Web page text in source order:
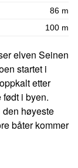
86 m
100 m
elven Seinen
startet i
etter
i byen.
den høyeste
båter kommer